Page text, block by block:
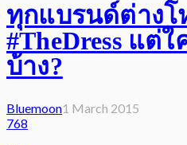
ทุกแบรนด์ต่างโ
#TheDress แต่ใ
บ้าง?
Bluemoon1 March 2015
768